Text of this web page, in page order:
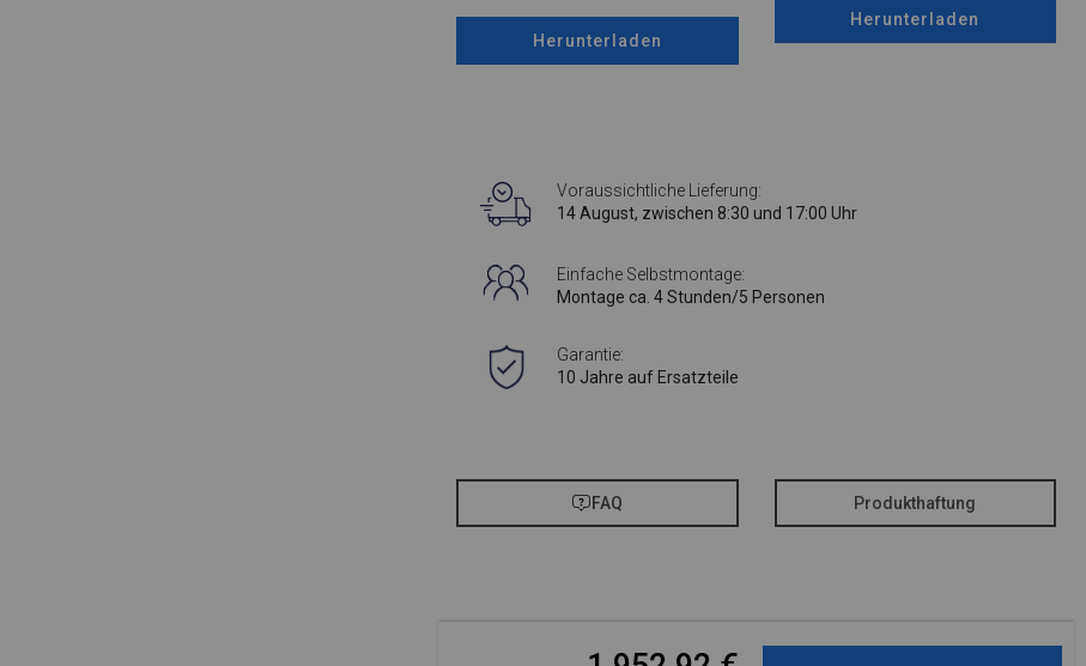
Herunterladen
Herunterladen
Voraussichtliche Lieferung:
14 August, zwischen 8:30 und 17:00 Uhr
Einfache Selbstmontage:
Montage ca. 4 Stunden/5 Personen
Garantie:
10 Jahre auf Ersatzteile
FAQ Produkthaftung